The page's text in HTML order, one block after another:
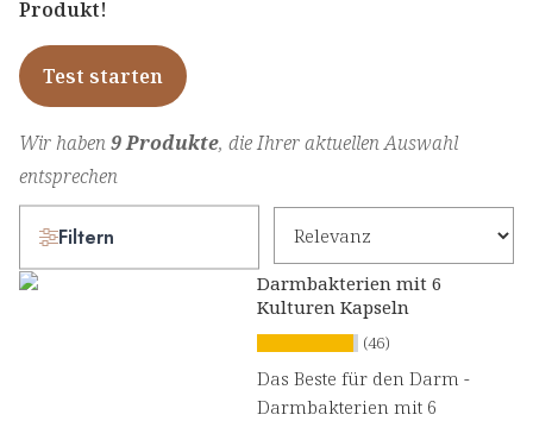
Produkt!
Test starten
Wir haben9 Produkte, die Ihrer aktuellen Auswahl
entsprechen
Filtern
Darmbakterien mit 6
Kulturen Kapseln
(46)
Das Beste für den Darm -
Darmbakterien mit 6